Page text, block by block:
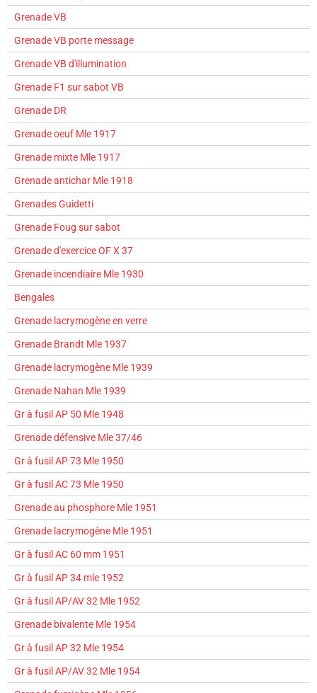
Grenade VB
Grenade VB porte message
Grenade VB d'illumination
Grenade F1 sur sabot VB
Grenade DR
Grenade oeuf Mle 1917
Grenade mixte Mle 1917
Grenade antichar Mle 1918
Grenades Guidetti
Grenade Foug sur sabot
Grenade d'exercice OF X 37
Grenade incendiaire Mle 1930
Bengales
Grenade lacrymogène en verre
Grenade Brandt Mle 1937
Grenade lacrymogène Mle 1939
Grenade Nahan Mle 1939
Gr à fusil AP 50 Mle 1948
Grenade défensive Mle 37/46
Gr à fusil AP 73 Mle 1950
Gr à fusil AC 73 Mle 1950
Grenade au phosphore Mle 1951
Grenade lacrymogène Mle 1951
Gr à fusil AC 60 mm 1951
Gr à fusil AP 34 mle 1952
Gr à fusil AP/AV 32 Mle 1952
Grenade bivalente Mle 1954
Gr à fusil AP 32 Mle 1954
Gr à fusil AP/AV 32 Mle 1954